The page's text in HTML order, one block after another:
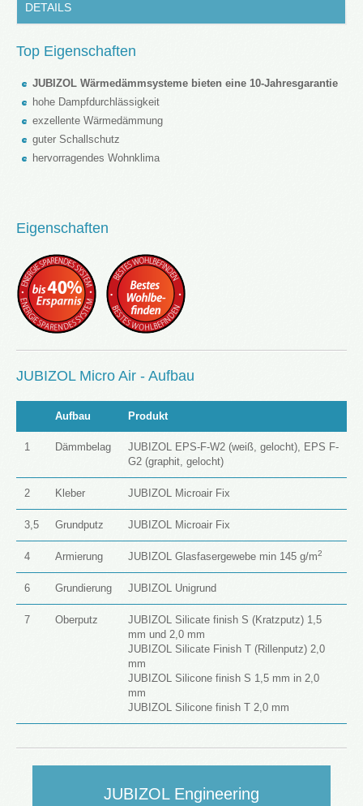
DETAILS
Top Eigenschaften
JUBIZOL Wärmedämmsysteme bieten eine 10-Jahresgarantie
hohe Dampfdurchlässigkeit
exzellente Wärmedämmung
guter Schallschutz
hervorragendes Wohnklima
Eigenschaften
JUBIZOL Micro Air - Aufbau
Aufbau Produkt
1 Dämmbelag
JUBIZOL EPS-F-W2 (weiß, gelocht), EPS F-
G2 (graphit, gelocht)
2 Kleber JUBIZOL Microair Fix
3,5 Grundputz JUBIZOL Microair Fix
4 Armierung JUBIZOL Glasfasergewebe min 145 g/m2
6 Grundierung JUBIZOL Unigrund
7 Oberputz
JUBIZOL Silicate finish S (Kratzputz) 1,5
mm und 2,0 mm
JUBIZOL Silicate Finish T (Rillenputz) 2,0
mm
JUBIZOL Silicone finish S 1,5 mm in 2,0
mm
JUBIZOL Silicone finish T 2,0 mm
JUBIZOL Engineering